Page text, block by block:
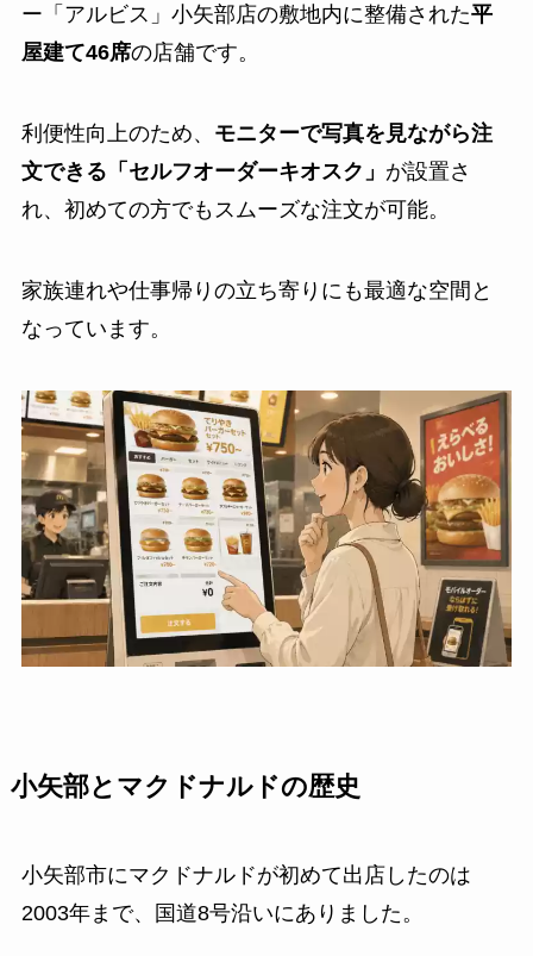
ー「アルビス」小矢部店の敷地内に整備された平
屋建て46席の店舗です。
利便性向上のため、 モニターで写真を見ながら注
文できる「セルフオーダーキオスク」 が設置さ
れ、初めての方でもスムーズな注文が可能。
家族連れや仕事帰りの立ち寄りにも最適な空間と
なっています。
小矢部とマクドナルドの歴史
小矢部市にマクドナルドが初めて出店したのは
2003年まで、国道8号沿いにありました。